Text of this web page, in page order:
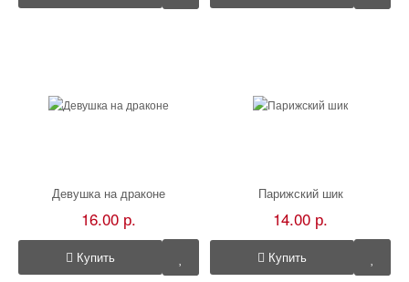
Девушка на драконе
16.00 р.
Купить
Парижский шик
14.00 р.
Купить